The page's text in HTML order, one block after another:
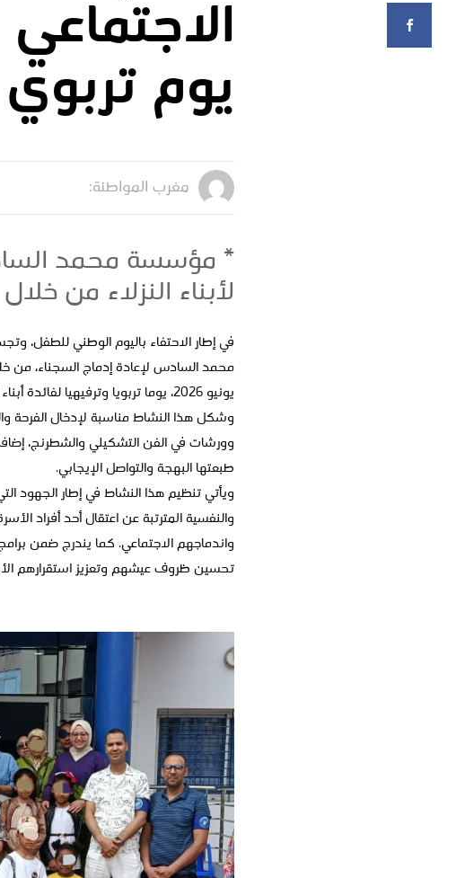
يوم
مغرب المواطنة:
* مؤسسة محمد
لأبناء النزلاء من
في إطار الاحتفاء باليوم الوطني للطفل،
يونيو 2026، يوما تربويا وترفيهيا لفائدة أبناء نزلاء المؤسسات السجنية وأبناء النزلاء السابقين القاطنين بجماعة مكناس، بحضور أمهاتهم.
وشكل هذا النشاط مناسبة لإدخال الفرحة
وورشات في الفن التشكيلي والشطرنج،
طبعتها البهجة والتواصل الإيجابي.
ويأتي تنظيم هذا النشاط في إطار الجهود
والنفسية المترتبة عن اعتقال أحد أفراد
واندماجهم الاجتماعي. كما يندرج ضمن
تحسين ظروف عيشهم وتعزيز استقرارهم